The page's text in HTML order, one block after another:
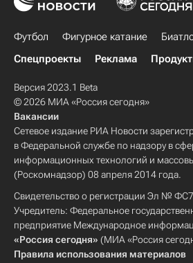
Футбол Фигурное катание
Спецпроекты
Реклама
Версия 2023.1 Beta
© 2026 МИА «Россия сегодня»
Вакансии
Сетевое издание РИА Новости
в Федеральной службе по надзору в
информационных технологий и
(Роскомнадзор) 08 апреля 2014 года.
Свидетельство о регистрации Эл №
Учредитель: Федеральное
предприятие Международное
«Россия сегодня» (МИА «Россия
Правила использования материалов